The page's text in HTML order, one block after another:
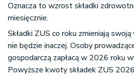
Oznacza to wzrost składki
miesięcznie.
Składki ZUS co roku zmieniają
nie będzie inaczej. Osoby
gospodarczą zapłacą w 2026 roku
Powyższe kwoty składek ZUS